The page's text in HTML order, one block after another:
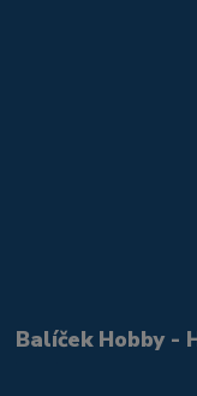
Balíček Hobby -